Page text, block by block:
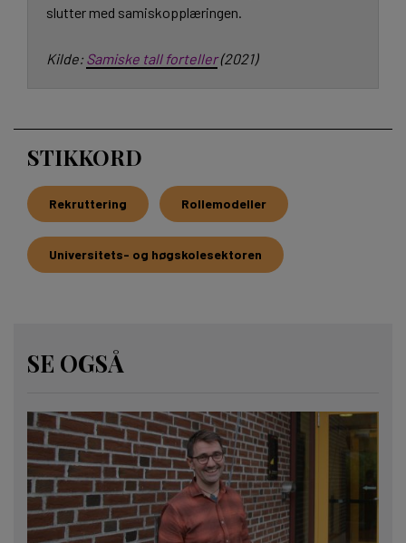
slutter med samiskopplæringen.
Kilde: Samiske tall forteller(2021)
STIKKORD
Rekruttering Rollemodeller
Universitets- og høgskolesektoren
SE OGSÅ